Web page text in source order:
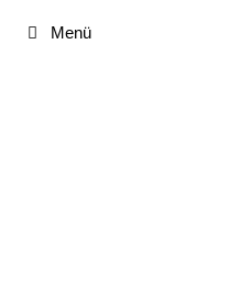
Inhalt
Menü